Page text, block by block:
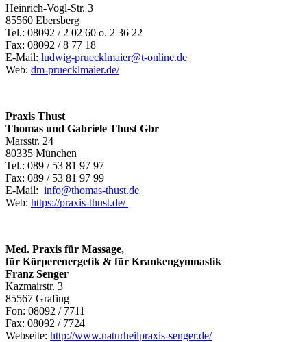
Heinrich-Vogl-Str. 3
85560 Ebersberg
Tel.: 08092 / 2 02 60 o. 2 36 22
Fax: 08092 / 8 77 18
E-Mail: ludwig-pruecklmaier@t-online.de
Web: dm-pruecklmaier.de/
Praxis Thust
Thomas und Gabriele Thust Gbr
Marsstr. 24
80335 München
Tel.: 089 / 53 81 97 97
Fax: 089 / 53 81 97 99
E-Mail: info@thomas-thust.de
Web: https://praxis-thust.de/
Med. Praxis für Massage,
für Körperenergetik & für Krankengymnastik
Franz Senger
Kazmairstr. 3
85567 Grafing
Fon: 08092 / 7711
Fax: 08092 / 7724
Webseite: http://www.naturheilpraxis-senger.de/